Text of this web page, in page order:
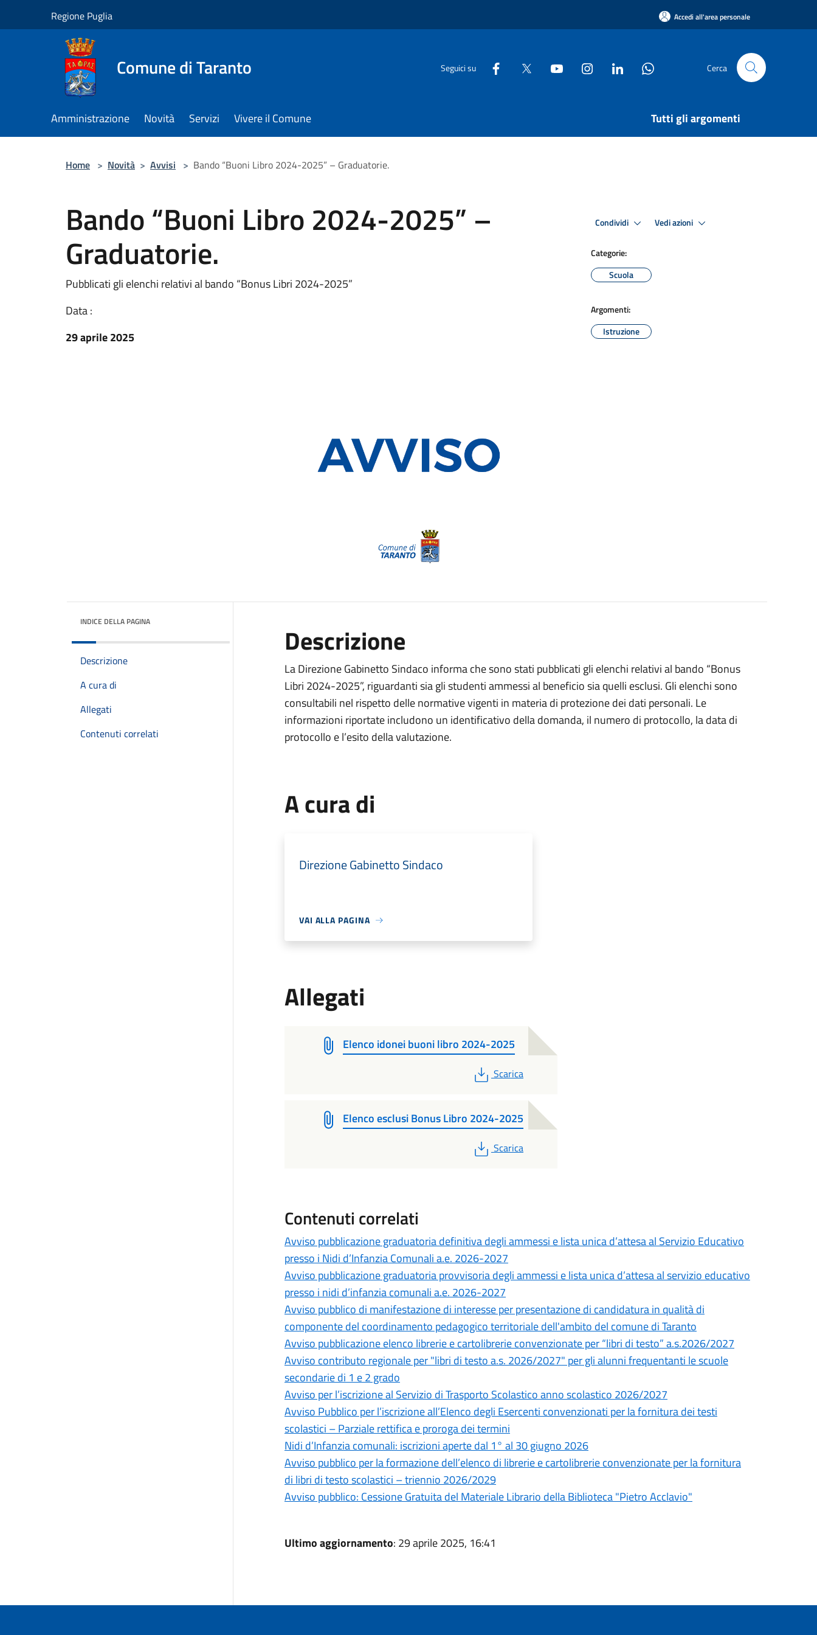
Regione Puglia Accedi all'area personale
Comune di Taranto Seguici su Cerca
Amministrazione Novità Servizi Vivere il Comune Tutti gli argomenti
Home > Novità > Avvisi > Bando “Buoni Libro 2024-2025” – Graduatorie.
Bando “Buoni Libro 2024-2025” –
Graduatorie.
Pubblicati gli elenchi relativi al bando “Bonus Libri 2024-2025”
Data :
29 aprile 2025
Condividi Vedi azioni
Categorie:
Scuola
Argomenti:
Istruzione
INDICE DELLA PAGINA
Descrizione
A cura di
Allegati
Contenuti correlati
Descrizione
La Direzione Gabinetto Sindaco informa che sono stati pubblicati gli elenchi relativi al bando “Bonus
Libri 2024-2025”, riguardanti sia gli studenti ammessi al beneficio sia quelli esclusi. Gli elenchi sono
consultabili nel rispetto delle normative vigenti in materia di protezione dei dati personali. Le
informazioni riportate includono un identificativo della domanda, il numero di protocollo, la data di
protocollo e l’esito della valutazione.
A cura di
Direzione Gabinetto Sindaco
VAI ALLA PAGINA
Allegati
Elenco idonei buoni libro 2024-2025
PDF
Scarica
Elenco esclusi Bonus Libro 2024-2025
PDF
Scarica
Contenuti correlati
Avviso pubblicazione graduatoria definitiva degli ammessi e lista unica d’attesa al Servizio Educativo
presso i Nidi d’Infanzia Comunali a.e. 2026-2027
Avviso pubblicazione graduatoria provvisoria degli ammessi e lista unica d’attesa al servizio educativo
presso i nidi d’infanzia comunali a.e. 2026-2027
Avviso pubblico di manifestazione di interesse per presentazione di candidatura in qualità di
componente del coordinamento pedagogico territoriale dell'ambito del comune di Taranto
Avviso pubblicazione elenco librerie e cartolibrerie convenzionate per “libri di testo” a.s.2026/2027
Avviso contributo regionale per "libri di testo a.s. 2026/2027" per gli alunni frequentanti le scuole
secondarie di 1 e 2 grado
Avviso per l’iscrizione al Servizio di Trasporto Scolastico anno scolastico 2026/2027
Avviso Pubblico per l’iscrizione all’Elenco degli Esercenti convenzionati per la fornitura dei testi
scolastici – Parziale rettifica e proroga dei termini
Nidi d’Infanzia comunali: iscrizioni aperte dal 1° al 30 giugno 2026
Avviso pubblico per la formazione dell’elenco di librerie e cartolibrerie convenzionate per la fornitura
di libri di testo scolastici – triennio 2026/2029
Avviso pubblico: Cessione Gratuita del Materiale Librario della Biblioteca "Pietro Acclavio"
Ultimo aggiornamento: 29 aprile 2025, 16:41